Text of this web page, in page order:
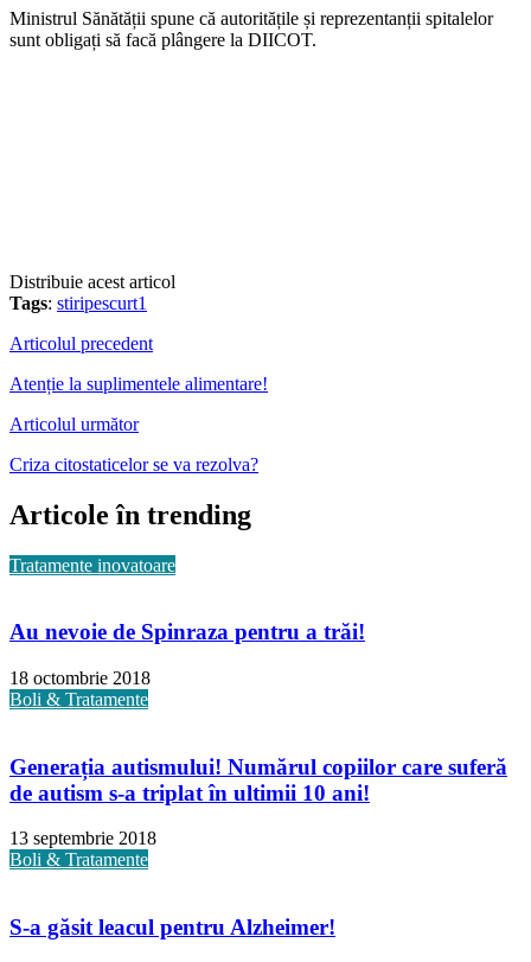
Ministrul Sănătății spune că autoritățile și reprezentanții spitalelor
sunt obligați să facă plângere la DIICOT.
Distribuie acest articol
Tags: stiripescurt1
Articolul precedent
Atenție la suplimentele alimentare!
Articolul următor
Criza citostaticelor se va rezolva?
Articole în trending
Tratamente inovatoare
Au nevoie de Spinraza pentru a trăi!
18 octombrie 2018
Boli & Tratamente
Generația autismului! Numărul copiilor care suferă
de autism s-a triplat în ultimii 10 ani!
13 septembrie 2018
Boli & Tratamente
S-a găsit leacul pentru Alzheimer!